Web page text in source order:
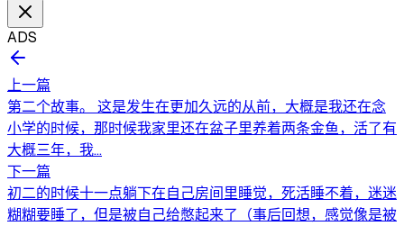
ADS
上一篇
第二个故事。 这是发生在更加久远的从前，大概是我还在念
小学的时候，那时候我家里还在盆子里养着两条金鱼，活了有
大概三年，我...
下一篇
初二的时候十一点躺下在自己房间里睡觉，死活睡不着，迷迷
糊糊要睡了，但是被自己给憋起来了（事后回想，感觉像是被